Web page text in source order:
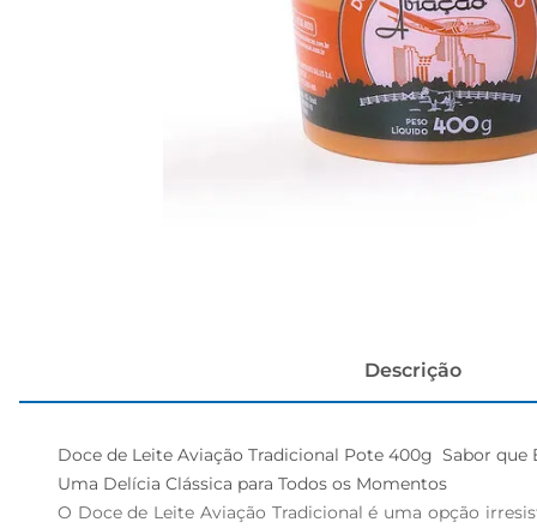
Descrição
Doce de Leite Aviação Tradicional Pote 400g  Sabor que
Uma Delícia Clássica para Todos os Momentos
O Doce de Leite Aviação Tradicional é uma opção
cerveja